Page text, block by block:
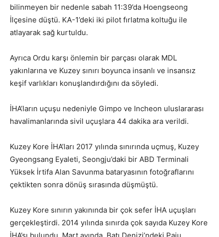
bilinmeyen bir nedenle sabah 11:39’da Hoengseong
İlçesine düştü. KA-1’deki iki pilot fırlatma koltuğu ile
atlayarak sağ kurtuldu.
Ayrıca Ordu karşı önlemin bir parçası olarak MDL
yakınlarına ve Kuzey sınırı boyunca insanlı ve insansız
keşif varlıkları konuşlandırdığını da söyledi.
İHA’ların uçuşu nedeniyle Gimpo ve Incheon uluslararası
havalimanlarında sivil uçuşlara 44 dakika ara verildi.
Kuzey Kore İHA’ları 2017 yılında sınırında uçmuş, Kuzey
Gyeongsang Eyaleti, Seongju’daki bir ABD Terminali
Yüksek İrtifa Alan Savunma bataryasının fotoğraflarını
çektikten sonra dönüş sırasında düşmüştü.
Kuzey Kore sınırın yakınında bir çok sefer İHA uçuşları
gerçekleştirdi. 2014 yılında sınırda çok sayıda Kuzey Kore